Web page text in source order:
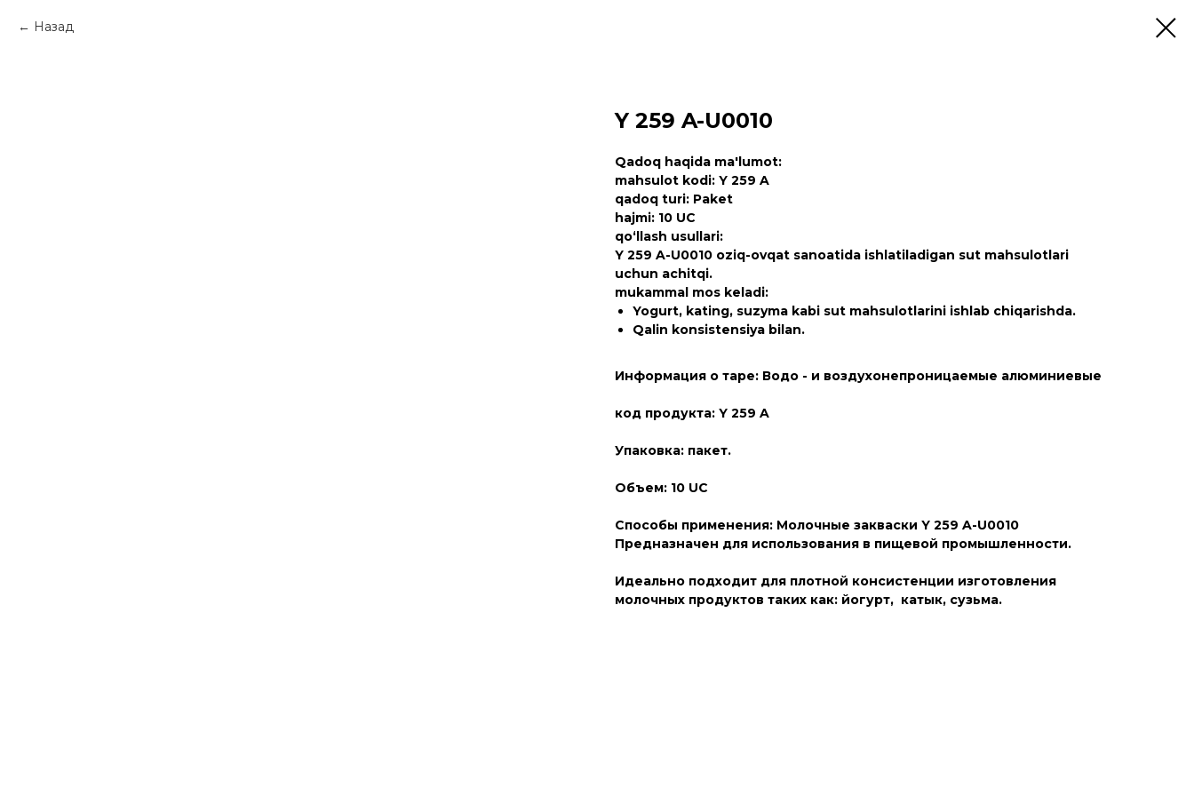
Назад
Y 259 A-U0010
Qadoq haqida ma'lumot:
mahsulot kodi: Y 259 A
qadoq turi: Paket
hajmi: 10 UC
qo‘llash usullari:
Y 259 A-U0010 oziq-ovqat sanoatida ishlatiladigan sut mahsulotlari
uchun achitqi.
mukammal mos keladi:
Yogurt, kating, suzyma kabi sut mahsulotlarini ishlab chiqarishda.
Qalin konsistensiya bilan.
Информация о таре: Водо - и воздухонепроницаемые алюминиевые
код продукта: Y 259 A
Упаковка: пакет.
Объем: 10 UC
Способы применения: Молочные закваски Y 259 A-U0010
Предназначен для использования в пищевой промышленности.
Идеально подходит для плотной консистенции изготовления
молочных продуктов таких как: йогурт, катык, сузьма.